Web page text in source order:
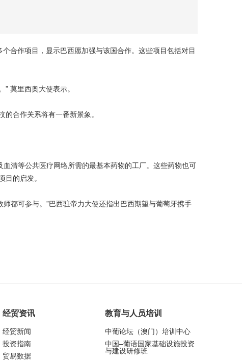
合作项目，显示巴西愿加强与该国合作。这些项目包括对目
莫里西奥大使表示。
合作关系将有一番新景象。
清等公共医疗网络所需的最基本药物的工厂。这些药物也可
的启发。
都可参与。”巴西驻帝力大使还指出巴西期望与葡萄牙携手
经贸资讯
经贸新闻
投资指南
贸易数据
教育与人员培训
中葡论坛（澳门）培训中心
中国–葡语国家基础设施投资
与建设研修班